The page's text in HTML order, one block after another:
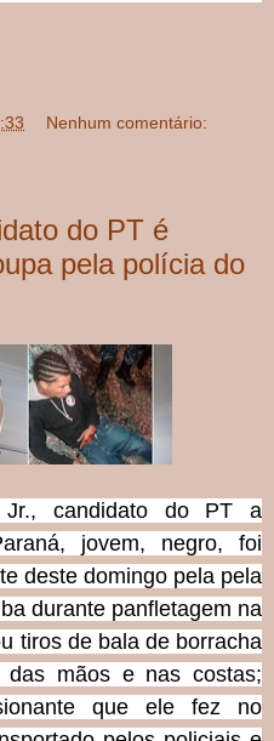
Nenhum comentário:
do PT é
pela polícia do
Jr., candidato do PT a
jovem, negro, foi
deste domingo pela pela
durante panfletagem na
tiros de bala de borracha
mãos e nas costas;
que ele fez no